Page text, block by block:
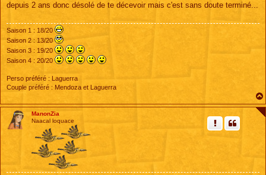
a
depuis 2 ans donc désolé de te décevoir mais c'est sans doute terminé...
Saison 1 : 18/20
Saison 2 : 13/20
Saison 3 : 19/20
Saison 4 : 20/20
Perso préféré : Laguerra
Couple préféré : Mendoza et Laguerra
ManonZia
Naacal loquace